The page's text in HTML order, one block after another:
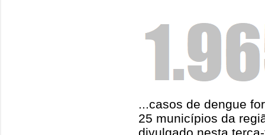
...casos de dengue
25 municípios da